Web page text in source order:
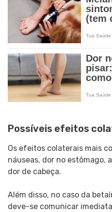
Possíveis efeitos
Os efeitos colaterais mais
náuseas, dor no estômago,
dor de cabeça.
Além disso, no caso da
deve-se comunicar